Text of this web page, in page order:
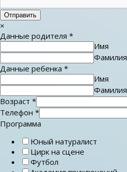
Отправить
×
Данные родителя *
Имя
Фамилия
Данные ребенка *
Имя
Фамилия
Возраст *
Телефон *
Программа
Юный натуралист
Цирк на сцене
Футбол